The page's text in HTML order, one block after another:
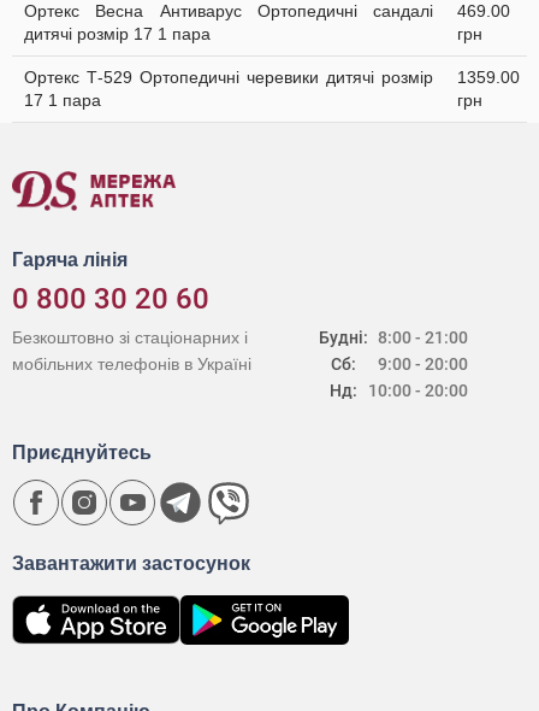
Ортекс Весна Антиварус Ортопедичні сандалі
дитячі розмір 17 1 пара
469.00
грн
Ортекс Т-529 Ортопедичні черевики дитячі розмір
17 1 пара
1359.00
грн
Гаряча лінія
0 800 30 20 60
Будні:
Сб:
Нд:
8:00 - 21:00
9:00 - 20:00
10:00 - 20:00
Безкоштовно зі стаціонарних і
мобільних телефонів в Україні
Завантажити застосунок
Приєднуйтесь